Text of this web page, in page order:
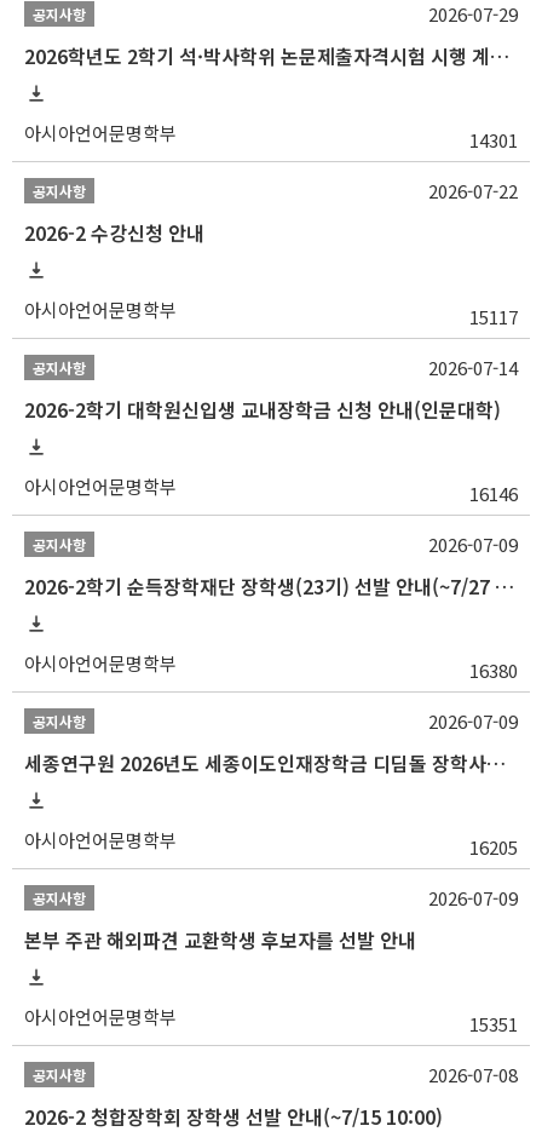
공지사항
2026학년도 2학기 석·박사학위 논문제출자격시험 시행 계획 공고
아시아언어문명학부 14301
2026-07-29
공지사항
2026-2 수강신청 안내
아시아언어문명학부 15117
2026-07-22
공지사항
2026-2학기 대학원신입생 교내장학금 신청 안내(인문대학)
아시아언어문명학부 16146
2026-07-14
공지사항
2026-2학기 순득장학재단 장학생(23기) 선발 안내(~7/27 10:00)
아시아언어문명학부 16380
2026-07-09
공지사항
세종연구원 2026년도 세종이도인재장학금 디딤돌 장학사업 학자금대출 관련분야(원금상환, 이자지원) 신청 사업 안내
아시아언어문명학부 16205
2026-07-09
공지사항
본부 주관 해외파견 교환학생 후보자를 선발 안내
아시아언어문명학부 15351
2026-07-09
공지사항
2026-2 청합장학회 장학생 선발 안내(~7/15 10:00)
2026-07-08